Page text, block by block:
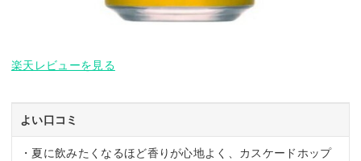
楽天レビューを見る
よい口コミ
・夏に飲みたくなるほど香りが心地よく、カスケードホップ